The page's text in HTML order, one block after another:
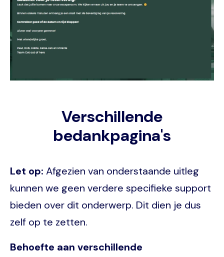
Verschillende
bedankpagina's
Let op: Afgezien van onderstaande uitleg
kunnen we geen verdere specifieke support
bieden over dit onderwerp. Dit dien je dus
zelf op te zetten.
Behoefte aan verschillende